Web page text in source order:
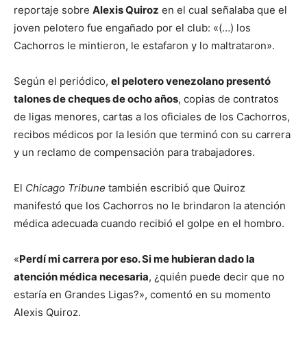
reportaje sobre Alexis Quiroz en el cual señalaba que el
joven pelotero fue engañado por el club: «(…) los
Cachorros le mintieron, le estafaron y lo maltrataron».
Según el periódico, el pelotero venezolano presentó
talones de cheques de ocho años, copias de contratos
de ligas menores, cartas a los oficiales de los Cachorros,
recibos médicos por la lesión que terminó con su carrera
y un reclamo de compensación para trabajadores.
El Chicago Tribune también escribió que Quiroz
manifestó que los Cachorros no le brindaron la atención
médica adecuada cuando recibió el golpe en el hombro.
«Perdí mi carrera por eso. Si me hubieran dado la
atención médica necesaria, ¿quién puede decir que no
estaría en Grandes Ligas?», comentó en su momento
Alexis Quiroz.